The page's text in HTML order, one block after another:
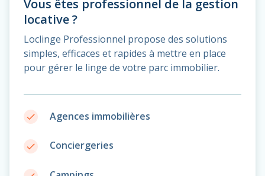
Vous êtes professionnel de la gestion
locative ?
Loclinge Professionnel propose des solutions
simples, efficaces et rapides à mettre en place
pour gérer le linge de votre parc immobilier.
done Agences immobilières
done Conciergeries